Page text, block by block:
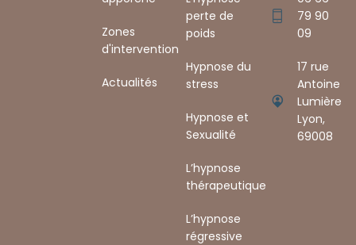
Zones
d'intervention
Actualités
perte de
poids
Hypnose du
stress
Hypnose et
Sexualité
L’hypnose
thérapeutique
L’hypnose
régressive
79 90
09
17 rue
Antoine
Lumière
Lyon,
69008 ​